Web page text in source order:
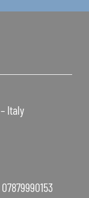
Italy